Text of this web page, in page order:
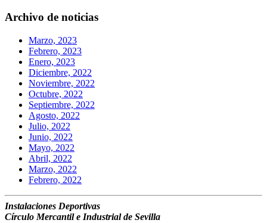
Archivo de noticias
Marzo, 2023
Febrero, 2023
Enero, 2023
Diciembre, 2022
Noviembre, 2022
Octubre, 2022
Septiembre, 2022
Agosto, 2022
Julio, 2022
Junio, 2022
Mayo, 2022
Abril, 2022
Marzo, 2022
Febrero, 2022
Instalaciones Deportivas
Círculo Mercantil e Industrial de Sevilla